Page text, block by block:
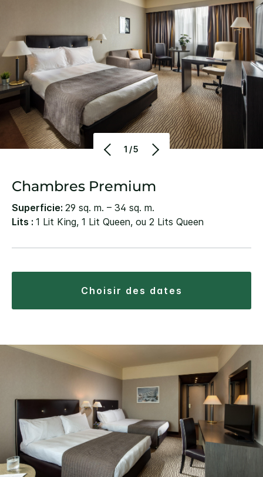
1/5
Chambres Premium
Superficie: 29 sq. m. – 34 sq. m.
Lits : 1 Lit King, 1 Lit Queen, ou 2 Lits Queen
choisir des dates